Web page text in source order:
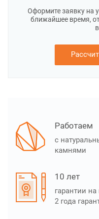
Оформите заявку на
ближайшее время,
Работаем
с
камнями
10 лет
гарантии
2 года